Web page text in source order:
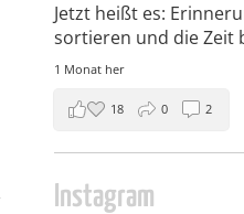
Jetzt heißt es:
sortieren und die Zeit
1 Monat her
18 0 2
Instagram